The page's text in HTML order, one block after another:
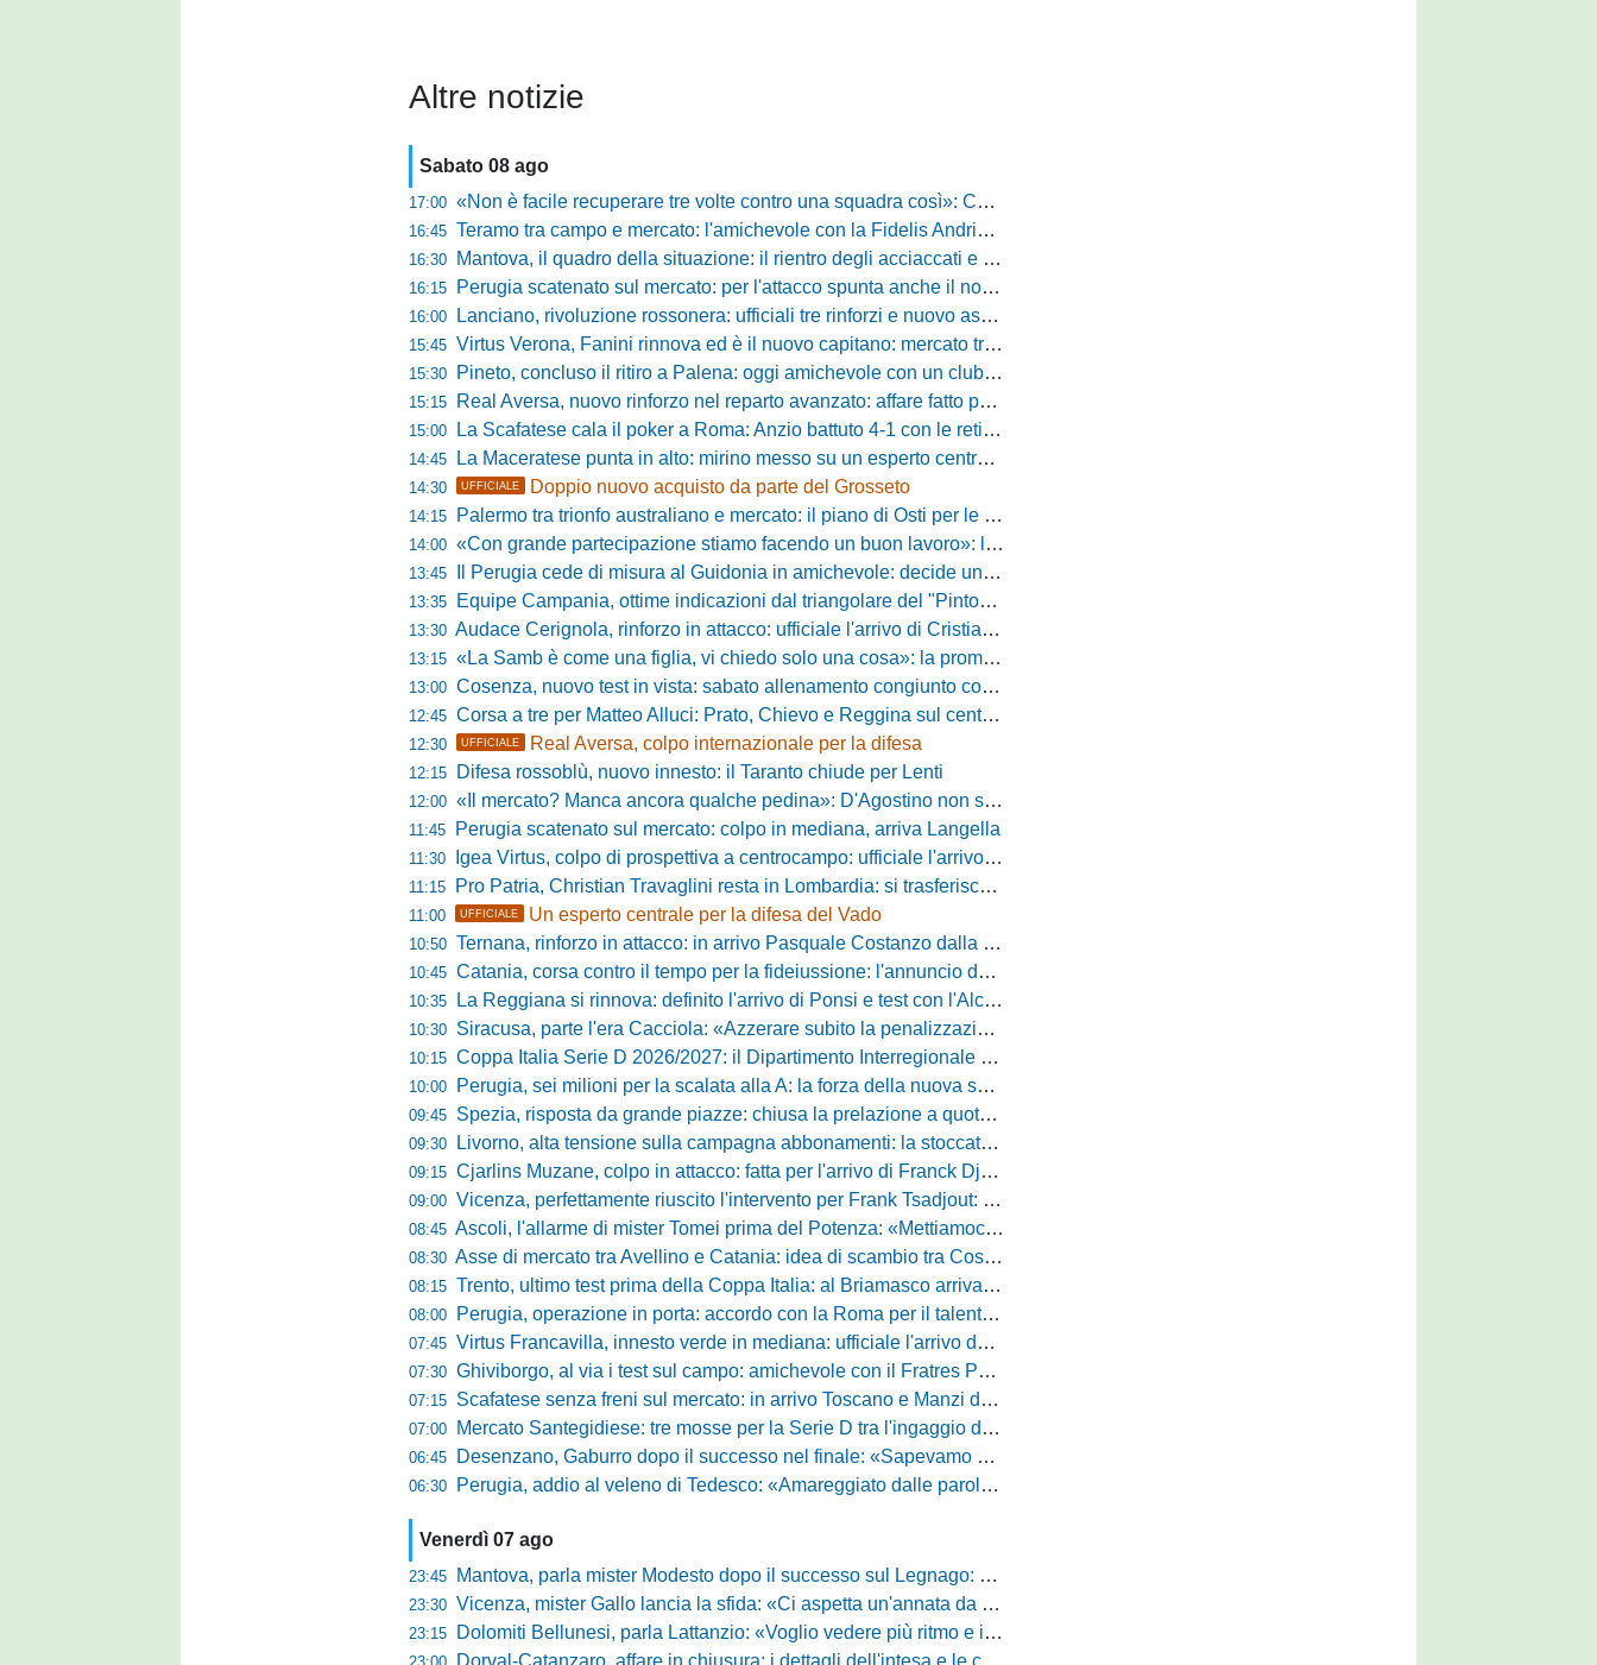
Altre notizie
Sabato 08 ago
17:00 «Non è facile recuperare tre volte contro una squadra così»: Calabro promuove il carattere del suo Padova
16:45 Teramo tra campo e mercato: l'amichevole con la Fidelis Andria, le parole di Pelosi e l'idea Conti
16:30 Mantova, il quadro della situazione: il rientro degli acciaccati e le trattative di mercato
16:15 Perugia scatenato sul mercato: per l'attacco spunta anche il nome di Okaka
16:00 Lanciano, rivoluzione rossonera: ufficiali tre rinforzi e nuovo assetto al vertice del club
15:45 Virtus Verona, Fanini rinnova ed è il nuovo capitano: mercato tra colpi esperti e l'addio a Daffara
15:30 Pineto, concluso il ritiro a Palena: oggi amichevole con un club di D verso la Coppa
15:15 Real Aversa, nuovo rinforzo nel reparto avanzato: affare fatto per Della Pietra
15:00 La Scafatese cala il poker a Roma: Anzio battuto 4-1 con le reti di Palmieri, Esposito, Suhs e Maggio
14:45 La Maceratese punta in alto: mirino messo su un esperto centrocampista
14:30 UFFICIALE Doppio nuovo acquisto da parte del Grosseto
14:15 Palermo tra trionfo australiano e mercato: il piano di Osti per le uscite e la suggestione Almena
14:00 «Con grande partecipazione stiamo facendo un buon lavoro»: la carica di mister Bonera accende la Pro Vercelli
13:45 Il Perugia cede di misura al Guidonia in amichevole: decide un rigore di Zuppel a Bastia
13:35 Equipe Campania, ottime indicazioni dal triangolare del "Pinto": il report
13:30 Audace Cerignola, rinforzo in attacco: ufficiale l'arrivo di Cristian Padula dal Torino
13:15 «La Samb è come una figlia, vi chiedo solo una cosa»: la promessa di Vittorio Massi commuove la piazza
13:00 Cosenza, nuovo test in vista: sabato allenamento congiunto con il Bisignano
12:45 Corsa a tre per Matteo Alluci: Prato, Chievo e Reggina sul centrocampista
12:30 UFFICIALE Real Aversa, colpo internazionale per la difesa
12:15 Difesa rossoblù, nuovo innesto: il Taranto chiude per Lenti
12:00 «Il mercato? Manca ancora qualche pedina»: D'Agostino non si ferma e punta in alto
11:45 Perugia scatenato sul mercato: colpo in mediana, arriva Langella
11:30 Igea Virtus, colpo di prospettiva a centrocampo: ufficiale l'arrivo di Bilal Khamlich
11:15 Pro Patria, Christian Travaglini resta in Lombardia: si trasferisce in Serie D
11:00 UFFICIALE Un esperto centrale per la difesa del Vado
10:50 Ternana, rinforzo in attacco: in arrivo Pasquale Costanzo dalla Paganese
10:45 Catania, corsa contro il tempo per la fideiussione: l'annuncio della società e le ragioni dello slittamento
10:35 La Reggiana si rinnova: definito l'arrivo di Ponsi e test con l'Alcione
10:30 Siracusa, parte l'era Cacciola: «Azzerare subito la penalizzazione, saremo camaleontici»
10:15 Coppa Italia Serie D 2026/2027: il Dipartimento Interregionale corregge il tabellone, ecco i nuovi abbinamenti
10:00 Perugia, sei milioni per la scalata alla A: la forza della nuova societa e il progetto di Alessandro Gaucci
09:45 Spezia, risposta da grande piazze: chiusa la prelazione a quota 5.164 abbonamenti
09:30 Livorno, alta tensione sulla campagna abbonamenti: la stoccata della Curva Nord alla società
09:15 Cjarlins Muzane, colpo in attacco: fatta per l'arrivo di Franck Djoulou
09:00 Vicenza, perfettamente riuscito l'intervento per Frank Tsadjout: il comunicato del club
08:45 Ascoli, l'allarme di mister Tomei prima del Potenza: «Mettiamoci l'elmetto, l'obiettivo è la salvezza e non dobbiamo vendere fumo!»
08:30 Asse di mercato tra Avellino e Catania: idea di scambio tra Cosimo Patierno e Kaleb Jimenez
08:15 Trento, ultimo test prima della Coppa Italia: al Briamasco arriva il triangolare con Südtirol e Campodarsego
08:00 Perugia, operazione in porta: accordo con la Roma per il talento Zelezny
07:45 Virtus Francavilla, innesto verde in mediana: ufficiale l'arrivo del classe 2008 Gianluca Ajello
07:30 Ghiviborgo, al via i test sul campo: amichevole con il Fratres Perignano e sguardo al nuovo girone E
07:15 Scafatese senza freni sul mercato: in arrivo Toscano e Manzi dall'Avellino per la Serie C
07:00 Mercato Santegidiese: tre mosse per la Serie D tra l'ingaggio di Diakhate e due rinnovi chiave
06:45 Desenzano, Gaburro dopo il successo nel finale: «Sapevamo che avremmo sofferto, ma si è vista la voglia di vincere»
06:30 Perugia, addio al veleno di Tedesco: «Amareggiato dalle parole di Alessandro Gaucci, mi hanno ferito umanamente»
Venerdì 07 ago
23:45 Mantova, parla mister Modesto dopo il successo sul Legnago: "Buona tenuta nervosa, ma dobbiamo migliorare"
23:30 Vicenza, mister Gallo lancia la sfida: «Ci aspetta un'annata da protagonisti in B, ma qui nessuno ha il posto fisso»
23:15 Dolomiti Bellunesi, parla Lattanzio: «Voglio vedere più ritmo e intensità, dobbiamo lasciare tutto sul campo»